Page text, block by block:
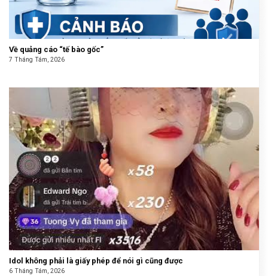
Về quảng cáo “tế bào gốc”
7 Tháng Tám, 2026
Idol không phải là giấy phép để nói gì cũng được
6 Tháng Tám, 2026